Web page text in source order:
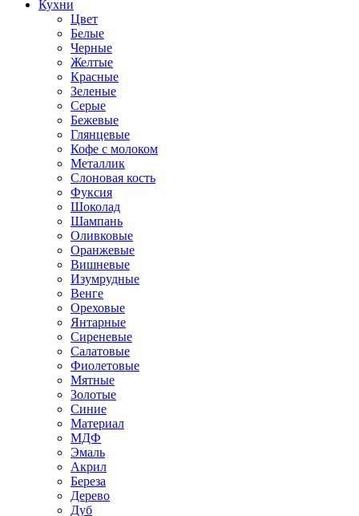
Кухни
Цвет
Белые
Черные
Желтые
Красные
Зеленые
Серые
Бежевые
Глянцевые
Кофе с молоком
Металлик
Слоновая кость
Фуксия
Шоколад
Шампань
Оливковые
Оранжевые
Вишневые
Изумрудные
Венге
Ореховые
Янтарные
Сиреневые
Салатовые
Фиолетовые
Мятные
Золотые
Синие
Материал
МДФ
Эмаль
Акрил
Береза
Дерево
Дуб